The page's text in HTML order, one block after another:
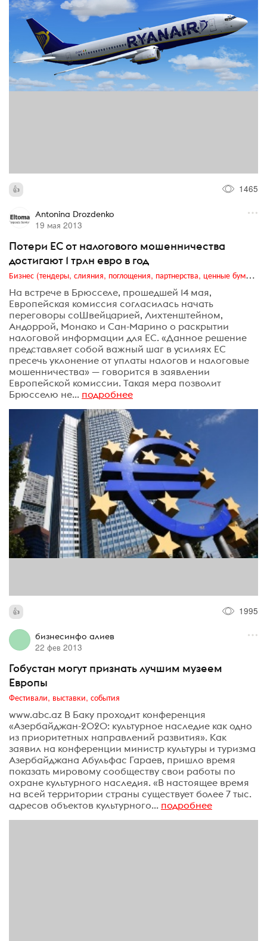
1465
Antonina Drozdenko
19 мая 2013
Потери ЕС от налогового мошенничества
достигают 1 трлн евро в год
Бизнес (тендеры, слияния, поглощения, партнерства, ценные бумаги, акционеры, финансы и отчетность)
На встрече в Брюсселе, прошедшей 14 мая,
Европейская комиссия согласилась начать
переговоры соШвейцарией, Лихтенштейном,
Андоррой, Монако и Сан-Марино о раскрытии
налоговой информации для ЕС. «Данное решение
представляет собой важный шаг в усилиях ЕС
пресечь уклонение от уплаты налогов и налоговые
мошенничества» — говорится в заявлении
Европейской комиссии. Такая мера позволит
Брюсселю не... подробнее
1995
бизнесинфо алиев
22 фев 2013
Гобустан могут признать лучшим музеем
Европы
Фестивали, выставки, события
www.abc.az В Баку проходит конференция
«Азербайджан-2020: культурное наследие как одно
из приоритетных направлений развития». Как
заявил на конференции министр культуры и туризма
Азербайджана Абульфас Гараев, пришло время
показать мировому сообществу свои работы по
охране культурного наследия. «В настоящее время
на всей территории страны существует более 7 тыс.
адресов объектов культурного... подробнее